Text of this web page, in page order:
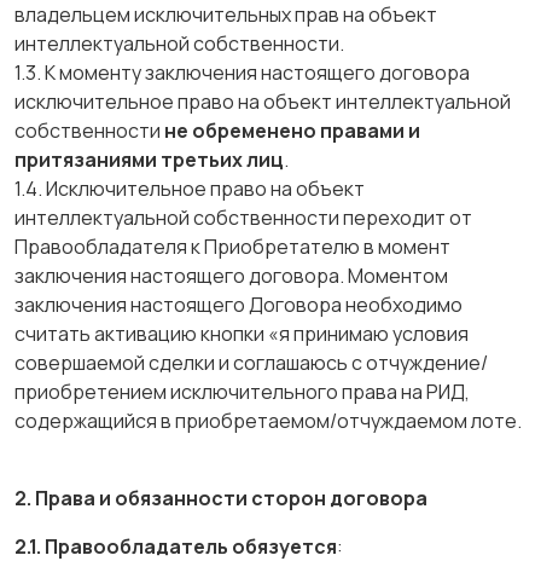
владельцем исключительных прав на объект
интеллектуальной собственности.
1.3. К моменту заключения настоящего договора
исключительное право на объект интеллектуальной
собственности не обременено правами и
притязаниями третьих лиц.
1.4. Исключительное право на объект
интеллектуальной собственности переходит от
Правообладателя к Приобретателю в момент
заключения настоящего договора. Моментом
заключения настоящего Договора необходимо
считать активацию кнопки «я принимаю условия
совершаемой сделки и соглашаюсь с отчуждение/
приобретением исключительного права на РИД,
содержащийся в приобретаемом/отчуждаемом лоте.
2. Права и обязанности сторон договора
2.1. Правообладатель обязуется: